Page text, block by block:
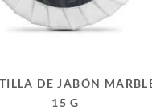
DE JABÓN
15 G